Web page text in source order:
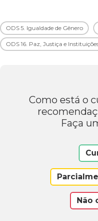
ODS 5. Igualdade de Gênero
ODS 16. Paz, Justiça e
Como está o
Faça
Não